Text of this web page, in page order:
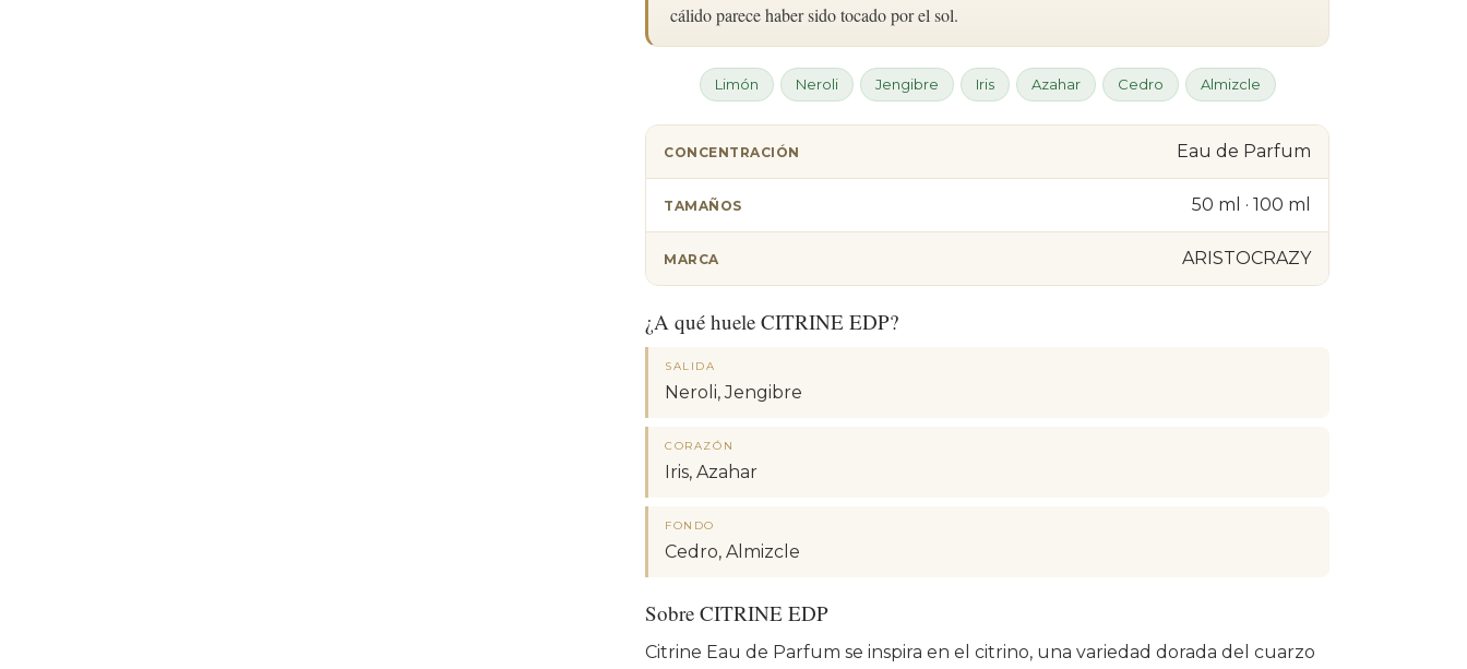
cálido parece haber sido tocado por el sol.
Limón Neroli Jengibre Iris Azahar Cedro Almizcle
CONCENTRACIÓN Eau de Parfum
TAMAÑOS 50 ml · 100 ml
MARCA ARISTOCRAZY
¿A qué huele CITRINE EDP?
SALIDA
Neroli, Jengibre
CORAZÓN
Iris, Azahar
FONDO
Cedro, Almizcle
Sobre CITRINE EDP
Citrine Eau de Parfum se inspira en el citrino, una variedad dorada del cuarzo